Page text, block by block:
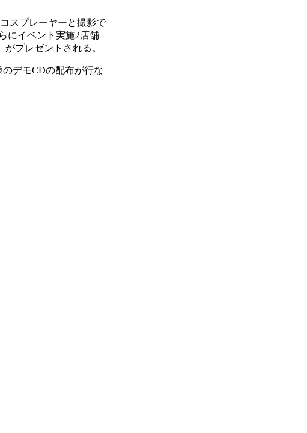
スプレーヤーと撮影で
にイベント実施2店舗
プレゼントされる。
デモCDの配布が行な